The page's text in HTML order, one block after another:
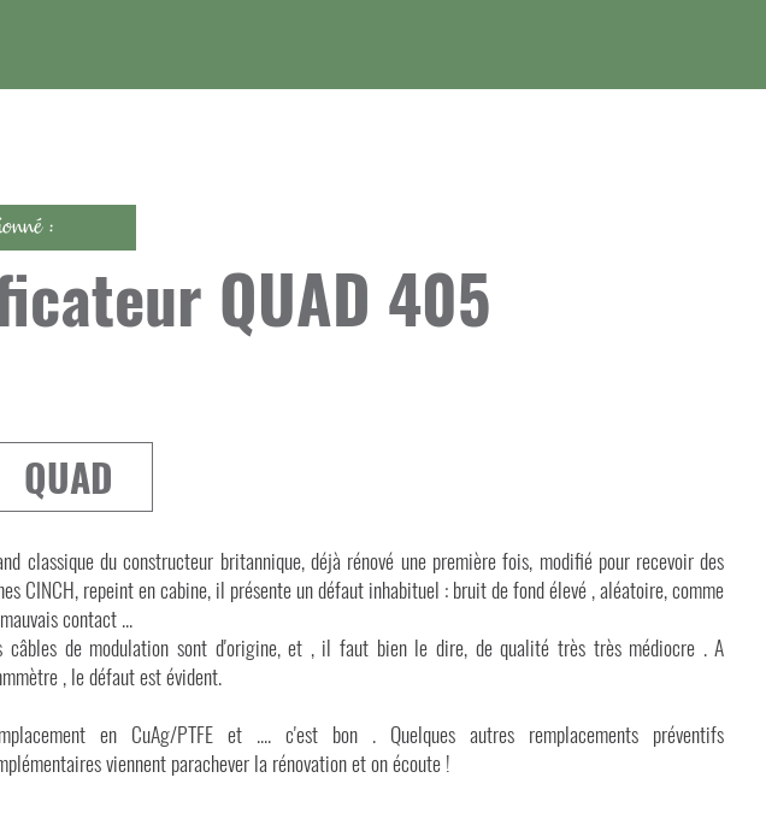
:
QUAD 405
QUAD
classique du constructeur britannique, déjà rénové une première fois, modifié pour recevoir des
CINCH, repeint en cabine, il présente un défaut inhabituel : bruit de fond élevé , aléatoire, comme
contact ...
câbles de modulation sont d'origine, et , il faut bien le dire, de qualité très très médiocre . A
, le défaut est évident.
en CuAg/PTFE et .... c'est bon . Quelques autres remplacements préventifs
viennent parachever la rénovation et on écoute !